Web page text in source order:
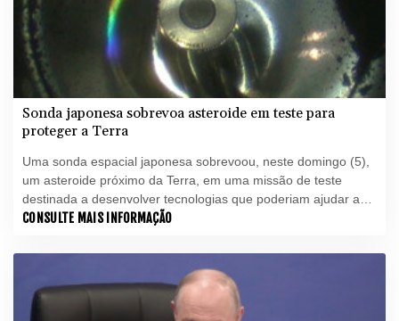
Sonda japonesa sobrevoa asteroide em teste para
proteger a Terra
Uma sonda espacial japonesa sobrevoou, neste domingo (5),
um asteroide próximo da Terra, em uma missão de teste
destinada a desenvolver tecnologias que poderiam ajudar a
proteger o planeta de corpos rochosos perigosos.
CONSULTE MAIS INFORMAÇÃO